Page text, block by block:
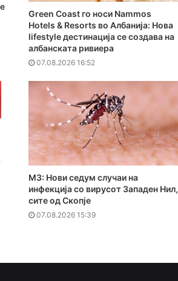
Green Coast го носи Nammos
Hotels & Resorts во Албанија: Нова
lifestyle дестинација се создава на
албанската ривиера
07.08.2026 16:52
МЗ: Нови седум случаи на
инфекција со вирусот Западен Нил,
сите од Скопје
07.08.2026 15:39